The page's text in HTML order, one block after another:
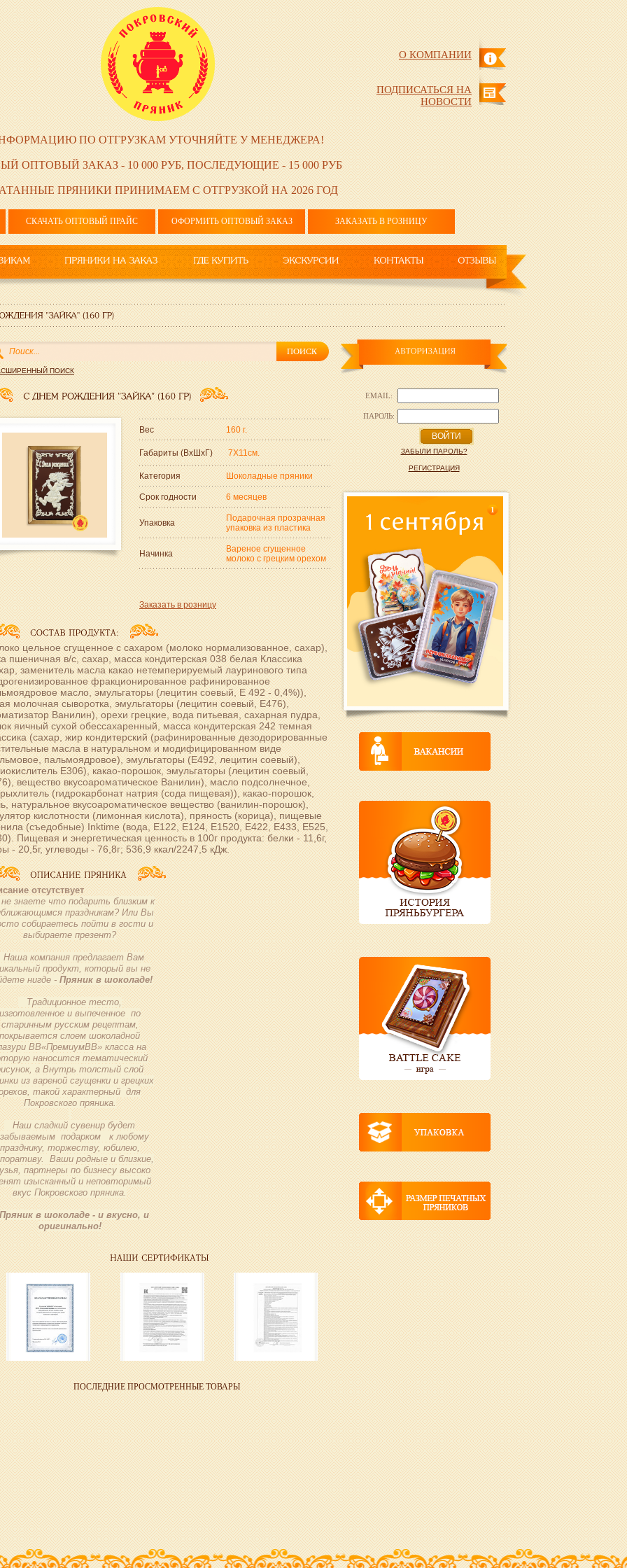
О КОМПАНИИ
ПОДПИСАТЬСЯ НА
НОВОСТИ
ПО ОТГРУЗКАМ УТОЧНЯЙТЕ У МЕНЕДЖЕРА!
ОПТОВЫЙ ЗАКАЗ - 10 000 РУБ, ПОСЛЕДУЮЩИЕ - 15 000 РУБ
ПРЯНИКИ ПРИНИМАЕМ С ОТГРУЗКОЙ НА 2026 ГОД
СКАЧАТЬ ОПТОВЫЙ ПРАЙС ОФОРМИТЬ ОПТОВЫЙ ЗАКАЗ ЗАКАЗАТЬ В РОЗНИЦУ
ПОИСК
Вес 160 г.
Габариты (ВxШxГ) 7Х11см.
Категория Шоколадные пряники
Срок годности 6 месяцев
Упаковка
Подарочная прозрачная
упаковка из пластика
Начинка
Вареное сгущенное
молоко с грецким орехом
Заказать в розницу
цельное сгущенное с сахаром (молоко нормализованное, сахар),
пшеничная в/с, сахар, масса кондитерская 038 белая Классика
заменитель масла какао нетемперируемый лауринового типа
фракционированное рафинированное
масло, эмульгаторы (лецитин соевый, Е 492 - 0,4%)),
молочная сыворотка, эмульгаторы (лецитин соевый, Е476),
Ванилин), орехи грецкие, вода питьевая, сахарная пудра,
яичный сухой обессахаренный, масса кондитерская 242 темная
(сахар, жир кондитерский (рафинированные дезодорированные
масла в натуральном и модифицированном виде
пальмоядровое), эмульгаторы (Е492, лецитин соевый),
Е306), какао-порошок, эмульгаторы (лецитин соевый,
вещество вкусоароматическое Ванилин), масло подсолнечное,
(гидрокарбонат натрия (сода пищевая)), какао-порошок,
натуральное вкусоароматическое вещество (ванилин-порошок),
кислотности (лимонная кислота), пряность (корица), пищевые
(съедобные) Inktime (вода, Е122, Е124, Е1520, Е422, Е433, Е525,
Пищевая и энергетическая ценность в 100г продукта: белки - 11,6г,
- 20,5г, углеводы - 76,8г; 536,9 ккал/2247,5 кДж.
отсутствует
знаете что подарить близким к
праздникам? Или Вы
собираетесь пойти в гости и
выбираете презент?
компания предлагает Вам
продукт, который вы не
нигде - Пряник в шоколаде!
Традиционное тесто,
и выпеченное по
старинным русским рецептам,
покрывается слоем шоколадной
ВВ«ПремиумВВ» класса на
наносится тематический
а Внутрь толстый слой
из вареной сгущенки и грецких
такой характерный для
Покровского пряника.
Наш сладкий сувенир будет
подарком к любому
празднику, торжеству, юбилею,
Ваши родные и близкие,
партнеры по бизнесу высоко
изысканный и неповторимый
вкус Покровского пряника.
в шоколаде - и вкусно, и
оригинально!
EMAIL:
ПАРОЛЬ:
ВОЙТИ
ЗАБЫЛИ ПАРОЛЬ?
РЕГИСТРАЦИЯ
1
ПОСЛЕДНИЕ ПРОСМОТРЕННЫЕ ТОВАРЫ